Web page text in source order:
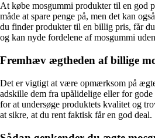
At købe mosgummi produkter til en god
måde at spare penge på, men det kan
du finder produkter til en billig pris, får
og kan nyde fordelene af mosgummi
Fremhæv ægtheden af billige
Det er vigtigt at være opmærksom på
adskille dem fra upålidelige eller for
for at undersøge produktets kvalitet og
at sikre, at du rent faktisk får en god deal.